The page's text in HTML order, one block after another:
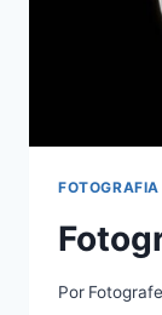
FOTOGRAFIA
Por